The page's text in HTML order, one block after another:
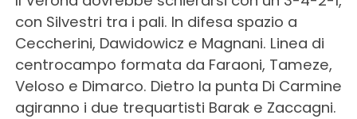
con Silvestri tra i pali. In difesa spazio a
Ceccherini, Dawidowicz e Magnani. Linea di
centrocampo formata da Faraoni, Tameze,
Veloso e Dimarco. Dietro la punta Di Carmine
agiranno i due trequartisti Barak e Zaccagni.